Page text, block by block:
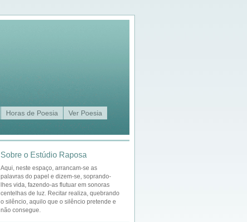
Horas de Poesia Ver Poesia
Sobre o Estúdio Raposa
Aqui, neste espaço, arrancam-se as
palavras do papel e dizem-se, soprando-
lhes vida, fazendo-as flutuar em sonoras
centelhas de luz. Recitar realiza, quebrando
o silêncio, aquilo que o silêncio pretende e
não consegue.